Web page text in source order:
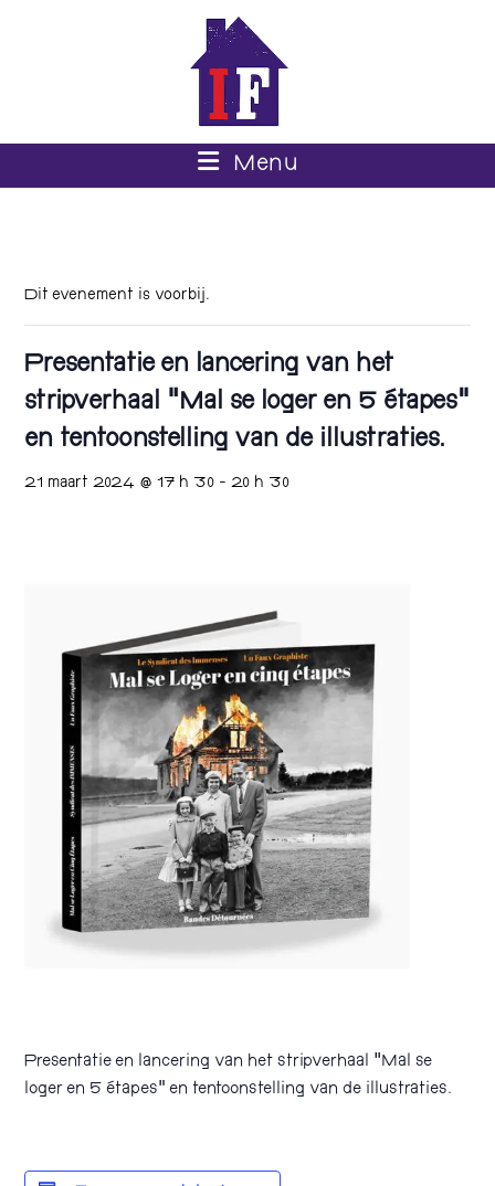
Menu
Dit evenement is voorbij.
Presentatie en lancering van het
stripverhaal “Mal se loger en 5 étapes”
en tentoonstelling van de illustraties.
21 maart 2024 @ 17 h 30 -20 h 30
Presentatie en lancering van het stripverhaal “Mal se
loger en 5 étapes” en tentoonstelling van de illustraties.